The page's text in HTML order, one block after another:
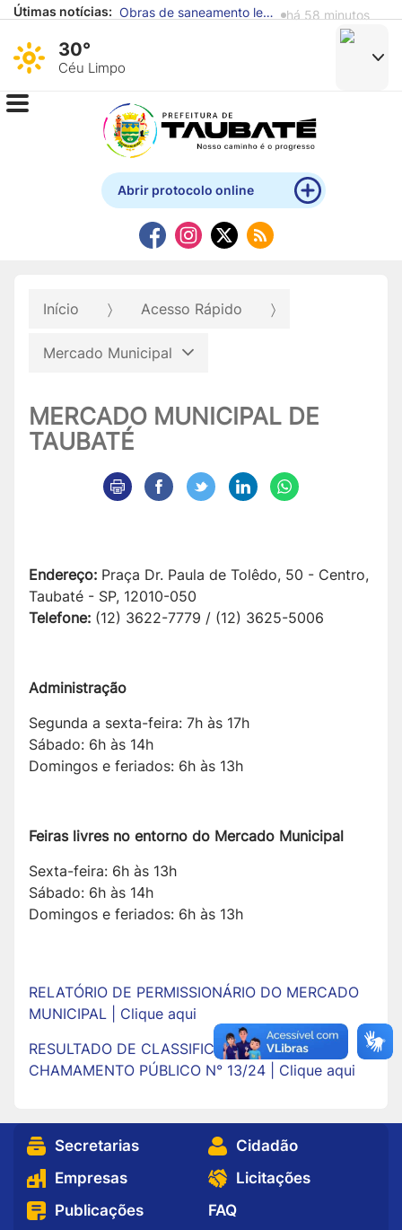
Útimas notícias: Obras de saneamento levarão água tratada e coleta de esgoto a mais 2 mil famílias em cinco regiões de Taubaté há 58 minutos
30°
Céu Limpo
Abrir protocolo online
Início Acesso Rápido
Mercado Municipal
MERCADO MUNICIPAL DE
TAUBATÉ
Endereço: Praça Dr. Paula de Tolêdo, 50 - Centro,
Taubaté - SP, 12010-050
Telefone: (12) 3622-7779 / (12) 3625-5006
Administração
Segunda a sexta-feira: 7h às 17h
Sábado: 6h às 14h
Domingos e feriados: 6h às 13h
Feiras livres no entorno do Mercado Municipal
Sexta-feira: 6h às 13h
Sábado: 6h às 14h
Domingos e feriados: 6h às 13h
RELATÓRIO DE PERMISSIONÁRIO DO MERCADO
MUNICIPAL | Clique aqui
RESULTADO DE CLASSIFICAÇÃO DO
CHAMAMENTO PÚBLICO N° 13/24 | Clique aqui
Secretarias
Cidadão
Empresas
Licitações
Publicações
FAQ